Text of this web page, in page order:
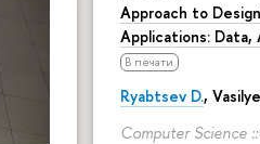
Approach to
Applications:
В печати
Ryabtsev D.,
Computer Science